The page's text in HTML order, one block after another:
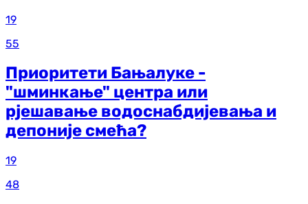
19
55
Приоритети Бањалуке -
"шминкање" центра или
рјешавање водоснабдијевања и
депоније смећа?
19
48